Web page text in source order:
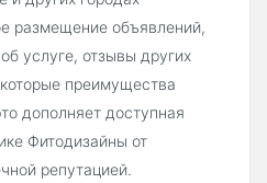
размещение объявлений,
услуге, отзывы других
преимущества
дополняет доступная
Фитодизайны от
репутацией.